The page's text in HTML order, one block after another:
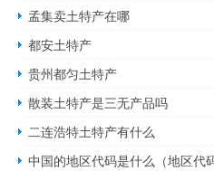
孟集卖土特产在哪
都安土特产
贵州都匀土特产
散装土特产是三无产品吗
二连浩特土特产有什么
中国的地区代码是什么（地区代